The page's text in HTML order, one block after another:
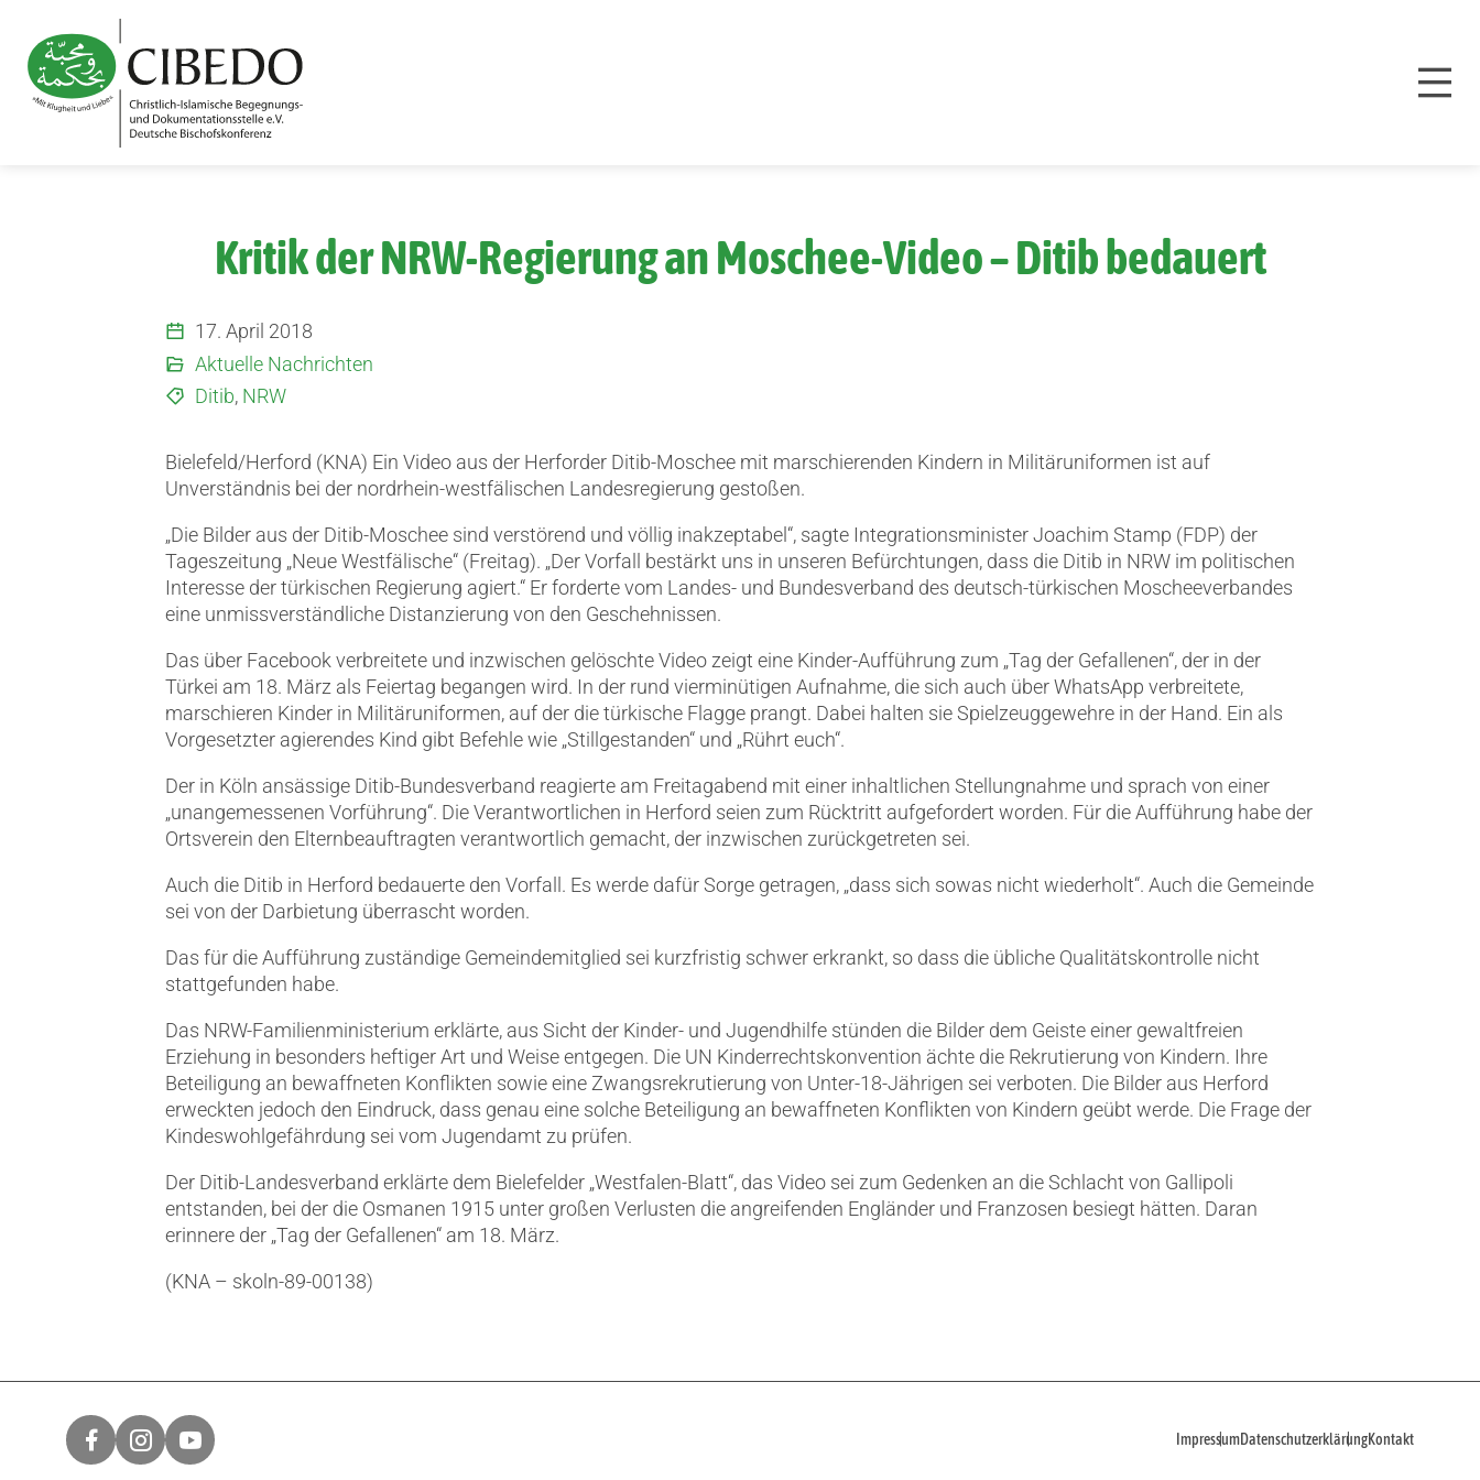
Kritik der NRW-Regierung an Moschee-Video – Ditib bedauert
17. April 2018
Aktuelle Nachrichten
Ditib, NRW
Bielefeld/Herford (KNA) Ein Video aus der Herforder Ditib-Moschee mit marschierenden Kindern in Militäruniformen ist auf
Unverständnis bei der nordrhein-westfälischen Landesregierung gestoßen.
„Die Bilder aus der Ditib-Moschee sind verstörend und völlig inakzeptabel“, sagte Integrationsminister Joachim Stamp (FDP) der
Tageszeitung „Neue Westfälische“ (Freitag). „Der Vorfall bestärkt uns in unseren Befürchtungen, dass die Ditib in NRW im politischen
Interesse der türkischen Regierung agiert.“ Er forderte vom Landes- und Bundesverband des deutsch-türkischen Moscheeverbandes
eine unmissverständliche Distanzierung von den Geschehnissen.
Das über Facebook verbreitete und inzwischen gelöschte Video zeigt eine Kinder-Aufführung zum „Tag der Gefallenen“, der in der
Türkei am 18. März als Feiertag begangen wird. In der rund vierminütigen Aufnahme, die sich auch über WhatsApp verbreitete,
marschieren Kinder in Militäruniformen, auf der die türkische Flagge prangt. Dabei halten sie Spielzeuggewehre in der Hand. Ein als
Vorgesetzter agierendes Kind gibt Befehle wie „Stillgestanden“ und „Rührt euch“.
Der in Köln ansässige Ditib-Bundesverband reagierte am Freitagabend mit einer inhaltlichen Stellungnahme und sprach von einer
„unangemessenen Vorführung“. Die Verantwortlichen in Herford seien zum Rücktritt aufgefordert worden. Für die Aufführung habe der
Ortsverein den Elternbeauftragten verantwortlich gemacht, der inzwischen zurückgetreten sei.
Auch die Ditib in Herford bedauerte den Vorfall. Es werde dafür Sorge getragen, „dass sich sowas nicht wiederholt“. Auch die Gemeinde
sei von der Darbietung überrascht worden.
Das für die Aufführung zuständige Gemeindemitglied sei kurzfristig schwer erkrankt, so dass die übliche Qualitätskontrolle nicht
stattgefunden habe.
Das NRW-Familienministerium erklärte, aus Sicht der Kinder- und Jugendhilfe stünden die Bilder dem Geiste einer gewaltfreien
Erziehung in besonders heftiger Art und Weise entgegen. Die UN Kinderrechtskonvention ächte die Rekrutierung von Kindern. Ihre
Beteiligung an bewaffneten Konflikten sowie eine Zwangsrekrutierung von Unter-18-Jährigen sei verboten. Die Bilder aus Herford
erweckten jedoch den Eindruck, dass genau eine solche Beteiligung an bewaffneten Konflikten von Kindern geübt werde. Die Frage der
Kindeswohlgefährdung sei vom Jugendamt zu prüfen.
Der Ditib-Landesverband erklärte dem Bielefelder „Westfalen-Blatt“, das Video sei zum Gedenken an die Schlacht von Gallipoli
entstanden, bei der die Osmanen 1915 unter großen Verlusten die angreifenden Engländer und Franzosen besiegt hätten. Daran
erinnere der „Tag der Gefallenen“ am 18. März.
(KNA – skoln-89-00138)
ImpressumDatenschutzerklärungKontakt